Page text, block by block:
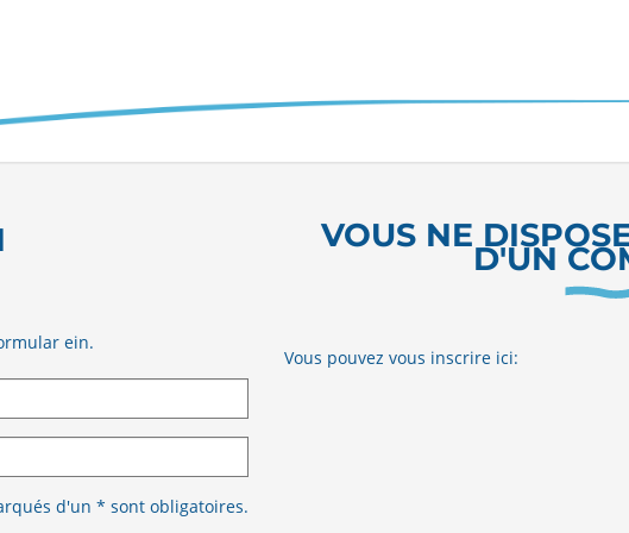
ein.
d'un * sont obligatoires.
VOUS NE
D'UN
Vous pouvez vous inscrire ici: